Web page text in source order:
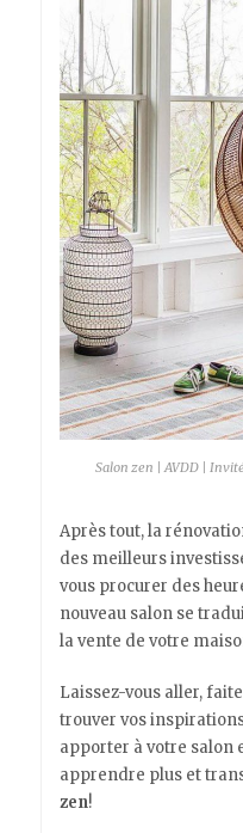
Salon zen | AVDD |
Après tout, la
des meilleurs
vous procurer des
nouveau salon se
la vente de votre
Laissez-vous aller,
trouver vos
apporter à votre salon
apprendre plus et
zen!